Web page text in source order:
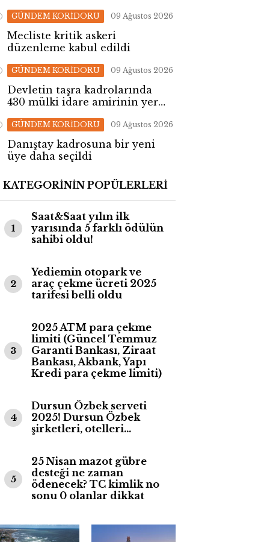
GÜNDEM KORİDORU 09 Ağustos 2026
Mecliste kritik askeri
düzenleme kabul edildi
GÜNDEM KORİDORU 09 Ağustos 2026
Devletin taşra kadrolarında
430 mülki idare amirinin yeri
GÜNDEM KORİDORU 09 Ağustos 2026
Danıştay kadrosuna bir yeni
üye daha seçildi
KATEGORİNİN POPÜLERLERİ
1
Saat&Saat yılın ilk
yarısında 5 farklı ödülün
sahibi oldu!
2
Yediemin otopark ve
araç çekme ücreti 2025
tarifesi belli oldu
3
2025 ATM para çekme
limiti (Güncel Temmuz
Garanti Bankası, Ziraat
Bankası, Akbank, Yapı
Kredi para çekme limiti)
4
Dursun Özbek serveti
2025! Dursun Özbek
şirketleri, otelleri…
5
25 Nisan mazot gübre
desteği ne zaman
ödenecek? TC kimlik no
sonu 0 olanlar dikkat